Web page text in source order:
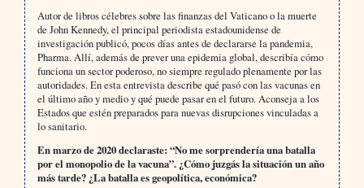
Autor de libros célebres sobre las finanzas del Vaticano o la muerte
de John Kennedy, el principal periodista estadounidense de
investigación publicó, pocos días antes de declararse la pandemia,
Pharma. Allí, además de prever una epidemia global, describía cómo
funciona un sector poderoso, no siempre regulado plenamente por las
autoridades. En esta entrevista describe qué pasó con las vacunas en
el último año y medio y qué puede pasar en el futuro. Aconseja a los
Estados que estén preparados para nuevas disrupciones vinculadas a
lo sanitario.
En marzo de 2020 declaraste: “No me sorprendería una batalla
por el monopolio de la vacuna”. ¿Cómo juzgás la situación un año
más tarde? ¿La batalla es geopolítica, económica?